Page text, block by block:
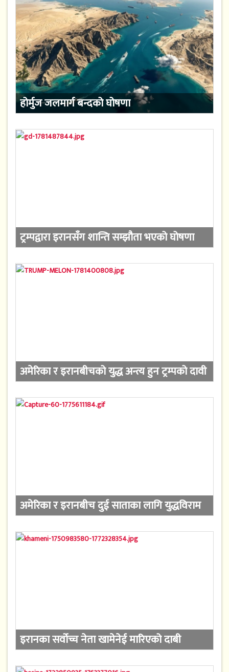
होर्मुज जलमार्ग बन्दको घोषणा
ट्रम्पद्वारा इरानसँग शान्ति सम्झौता भएको घोषणा
अमेरिका र इरानबीचको युद्ध अन्त्य हुन ट्रम्पको दावी
अमेरिका र इरानबीच दुई साताका लागि युद्धविराम
इरानका सर्वोच्च नेता खामेनेई मारिएको दाबी